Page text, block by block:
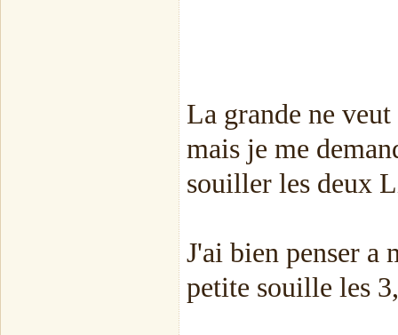
La grande ne
mais je me
souiller les deux
J'ai bien penser a
petite souille les